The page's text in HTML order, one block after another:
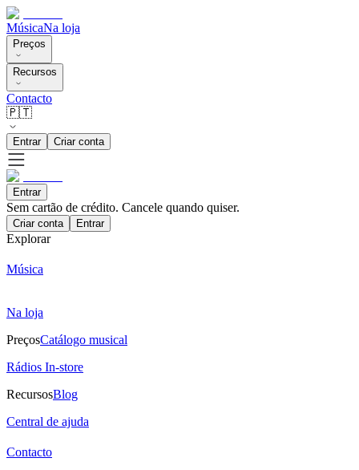
MúsicaNa loja
Preços
Recursos
Contacto
🇵🇹
Entrar Criar conta
Entrar
Sem cartão de crédito. Cancele quando quiser.
Criar conta Entrar
Explorar
Música
Na loja
PreçosCatálogo musical
Rádios In-store
RecursosBlog
Central de ajuda
Contacto